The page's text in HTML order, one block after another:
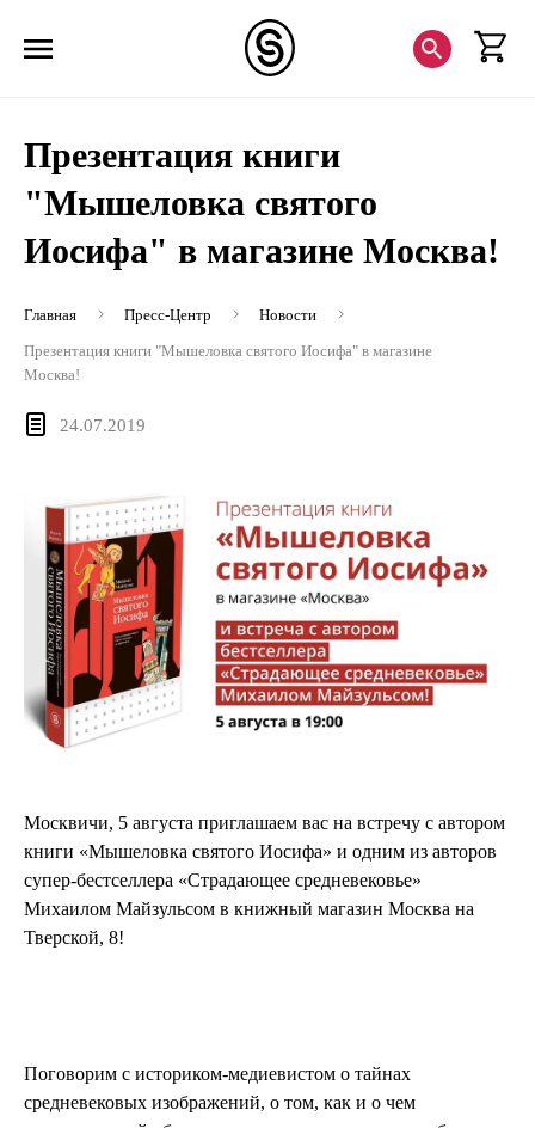
Презентация книги
"Мышеловка святого
Иосифа" в магазине Москва!
Главная Пресс-Центр
Новости
Презентация книги "Мышеловка святого Иосифа" в магазине
Москва!
24.07.2019
Москвичи, 5 августа приглашаем вас на встречу с автором
книги «Мышеловка святого Иосифа» и одним из авторов
супер-бестселлера «Страдающее средневековье»
Михаилом Майзульсом в книжный магазин Москва на
Тверской, 8!
Поговорим с историком-медиевистом о тайнах
средневековых изображений, о том, как и о чем